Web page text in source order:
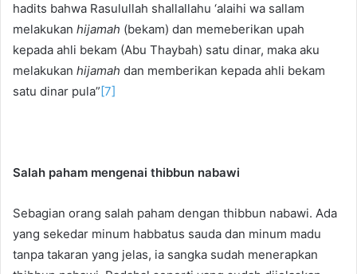
hadits bahwa Rasulullah shallallahu ‘alaihi wa sallam
melakukan hijamah (bekam) dan memeberikan upah
kepada ahli bekam (Abu Thaybah) satu dinar, maka aku
melakukan hijamah dan memberikan kepada ahli bekam
satu dinar pula” [7]
Salah paham mengenai thibbun nabawi
Sebagian orang salah paham dengan thibbun nabawi. Ada
yang sekedar minum habbatus sauda dan minum madu
tanpa takaran yang jelas, ia sangka sudah menerapkan